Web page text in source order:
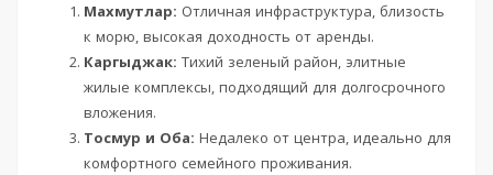
Махмутлар: Отличная инфраструктура, близость
к морю, высокая доходность от аренды.
Каргыджак: Тихий зеленый район, элитные
жилые комплексы, подходящий для долгосрочного
вложения.
Тосмур и Оба: Недалеко от центра, идеально для
комфортного семейного проживания.